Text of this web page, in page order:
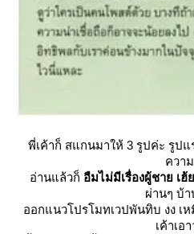
พี่เค้าก็ สแกนมาให้ 3 รูปค่ะ รูปแ
ความ
อ่านแล้วก็ อืมไม่มีเรื่องผู้ชาย
ผ่านๆ บ้
ออกแนวโปรโมทเวปพันทิบ งง เ
เค้าเอ